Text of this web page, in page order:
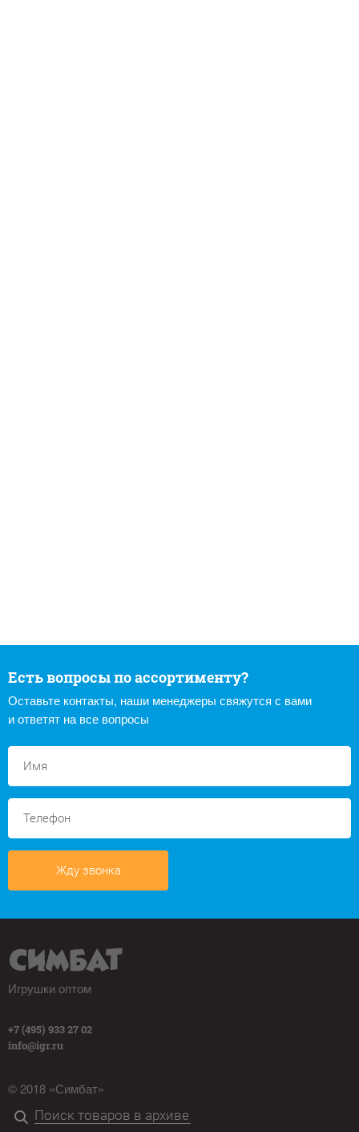
Есть вопросы по ассортименту?
Оставьте контакты, наши менеджеры свяжутся с вами
и ответят на все вопросы
Жду звонка
Игрушки оптом
+7 (495) 933 27 02
info@igr.ru
© 2018 «Симбат»